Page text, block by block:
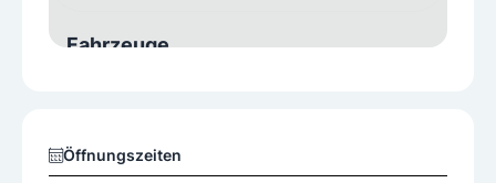
Fahrzeuge
Airbrush-Design
Beschriftungen
Öffnungszeiten